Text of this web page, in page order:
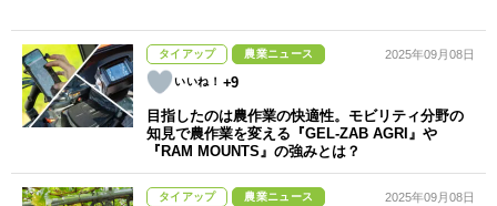
タイアップ 農業ニュース
+9
2025年09月08日
目指したのは農作業の快適性。モビリティ分野の
知見で農作業を変える『GEL-ZAB AGRI』や
『RAM MOUNTS』の強みとは？
タイアップ 農業ニュース 2025年09月08日